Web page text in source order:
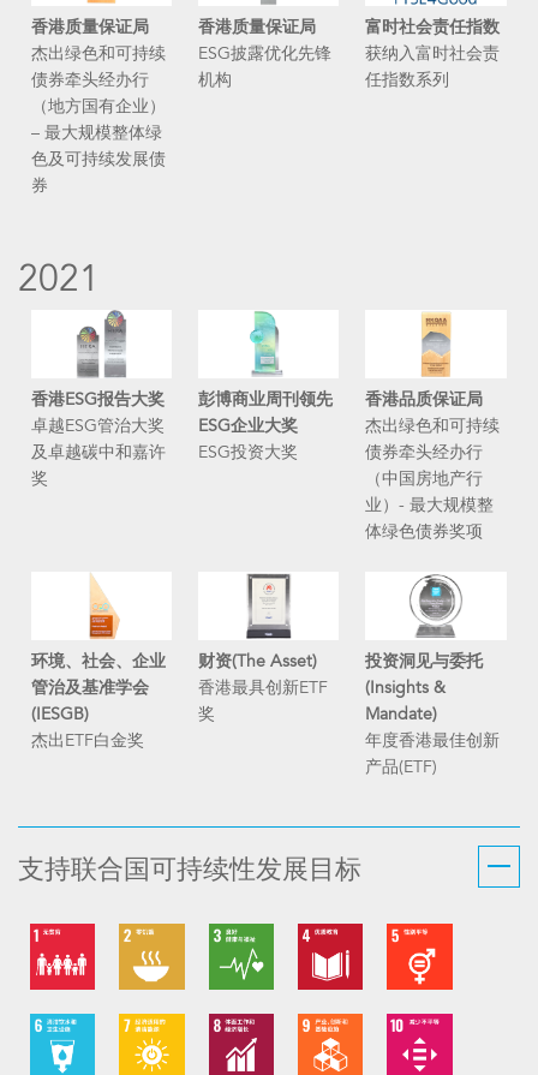
香港质量保证局
杰出绿色和可持续
债券牵头经办行
（地方国有企业）
– 最大规模整体绿
色及可持续发展债
券
香港质量保证局
ESG披露优化先锋
机构
富时社会责任指数
获纳入富时社会责
任指数系列
2021
香港ESG报告大奖
卓越ESG管治大奖
及卓越碳中和嘉许
奖
彭博商业周刊领先
ESG企业大奖
ESG投资大奖
香港品质保证局
杰出绿色和可持续
债券牵头经办行
（中国房地产行
业）- 最大规模整
体绿色债券奖项
环境、社会、企业
管治及基准学会
(IESGB)
杰出ETF白金奖
财资(The Asset)
香港最具创新ETF
奖
投资洞见与委托
(Insights &
Mandate)
年度香港最佳创新
产品(ETF)
支持联合国可持续性发展目标